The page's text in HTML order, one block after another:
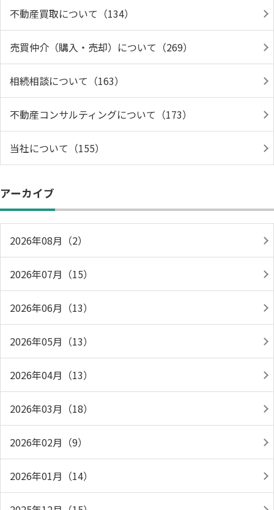
不動産買取について（134）
売買仲介（購入・売却）について（269）
相続相談について（163）
不動産コンサルティングについて（173）
当社について（155）
アーカイブ
2026年08月（2）
2026年07月（15）
2026年06月（13）
2026年05月（13）
2026年04月（13）
2026年03月（18）
2026年02月（9）
2026年01月（14）